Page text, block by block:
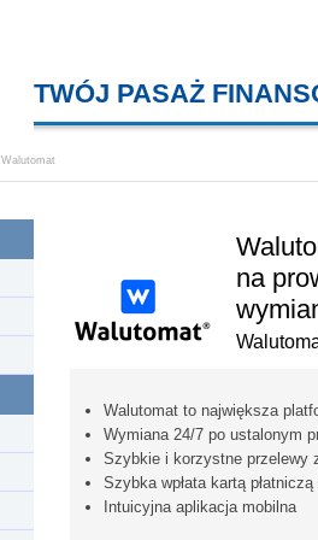
TWÓJ PASAŻ
Walutomat
na
Walutomat to największa
Wymiana 24/7 po ustalonym
Szybkie i korzystne przelewy
Szybka wpłata kartą
Intuicyjna aplikacja mobilna